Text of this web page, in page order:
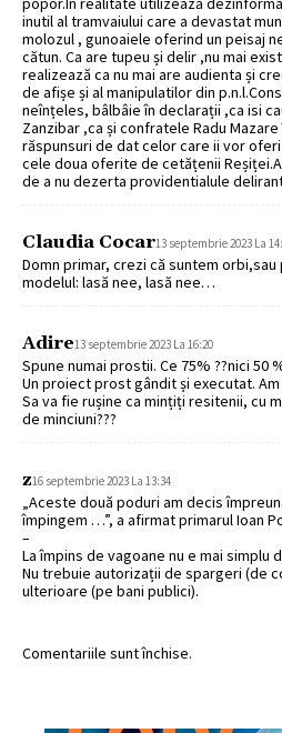
inutil al tramvaiului care a devastat
molozul , gunoaiele oferind un peisaj
cătun. Ca are tupeu și delir ,nu mai
realizează ca nu mai are audienta și
de afișe și al manipulatilor din
neînțeles, bâlbâie în declarații ,ca isi
Zanzibar ,ca și confratele Radu
răspunsuri de dat celor care ii vor
cele doua oferite de cetățenii
de a nu dezerta providentialule
Claudia Cocar13 septembrie 2023 La
Domn primar, crezi că suntem orbi,sau
modelul: lasă nee, lasă nee…
Adire13 septembrie 2023 La 16:20
Spune numai prostii. Ce 75% ??nici 50
Un proiect prost gândit și executat.
Sa va fie rușine ca mințiți resitenii, cu
de minciuni???
z16 septembrie 2023 La 13:34
„Aceste două poduri am decis
împingem …”, a afirmat primarul Ioan
–
La împins de vagoane nu e mai simplu
Nu trebuie autorizații de spargeri (de
ulterioare (pe bani publici).
Comentariile sunt închise.